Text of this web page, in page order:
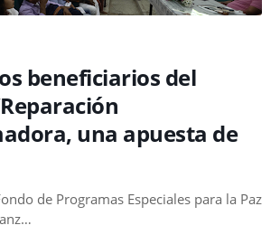
beneficiarios del
una apuesta de
de Programas Especiales para la Paz